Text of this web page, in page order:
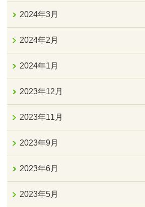
2024年3月
2024年2月
2024年1月
2023年12月
2023年11月
2023年9月
2023年6月
2023年5月